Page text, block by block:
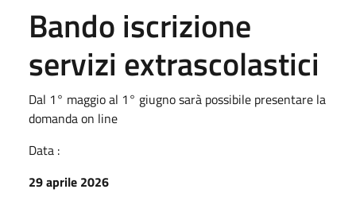
Bando iscrizione
servizi extrascolastici
Dal 1° maggio al 1° giugno sarà possibile presentare la
domanda on line
Data :
29 aprile 2026